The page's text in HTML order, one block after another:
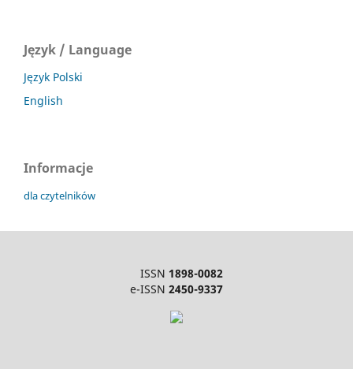
Język / Language
Język Polski
English
Informacje
dla czytelników
ISSN 1898-0082
e-ISSN 2450-9337